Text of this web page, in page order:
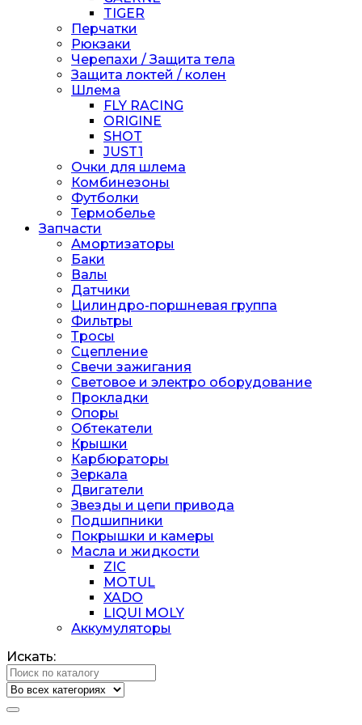
TIGER
Перчатки
Рюкзаки
Черепахи / Защита тела
Защита локтей / колен
Шлема
FLY RACING
ORIGINE
SHOT
JUST1
Очки для шлема
Комбинезоны
Футболки
Термобелье
Запчасти
Амортизаторы
Баки
Валы
Датчики
Цилиндро-поршневая группа
Фильтры
Тросы
Сцепление
Свечи зажигания
Световое и электро оборудование
Прокладки
Опоры
Обтекатели
Крышки
Карбюраторы
Зеркала
Двигатели
Звезды и цепи привода
Подшипники
Покрышки и камеры
Масла и жидкости
ZIC
MOTUL
XADO
LIQUI MOLY
Аккумуляторы
Искать: